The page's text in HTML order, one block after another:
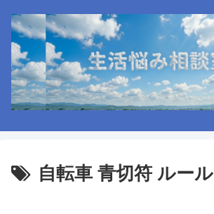
自転車 青切符 ルール